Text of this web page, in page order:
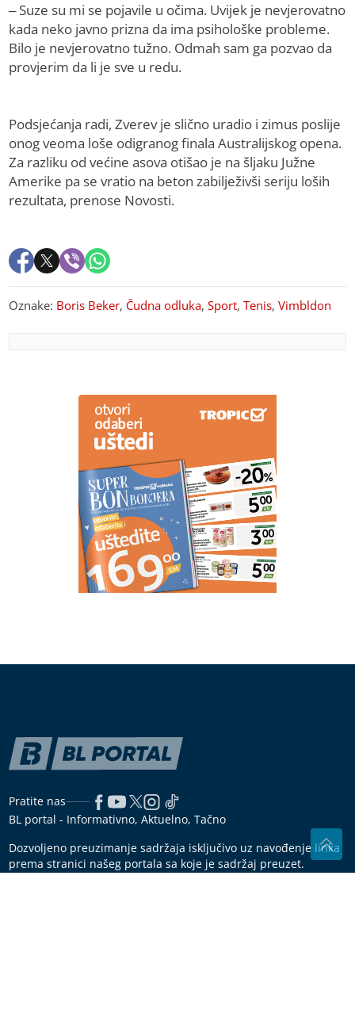
– Suze su mi se pojavile u očima. Uvijek je nevjerovatno
kada neko javno prizna da ima psihološke probleme.
Bilo je nevjerovatno tužno. Odmah sam ga pozvao da
provjerim da li je sve u redu.
Podsjećanja radi, Zverev je slično uradio i zimus poslije
onog veoma loše odigranog finala Australijskog opena.
Za razliku od većine asova otišao je na šljaku Južne
Amerike pa se vratio na beton zabilježivši seriju loših
rezultata, prenose Novosti.
Oznake: Boris Beker, Čudna odluka,Sport,Tenis,Vimbldon
Britanija odobrila Paramountovo preuzimanje Warner
Brosa vrijedno 110 milijardi dolara